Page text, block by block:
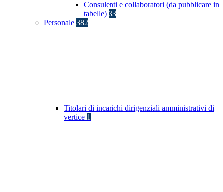
Consulenti e collaboratori (da pubblicare in
tabelle) 33
Personale 382
Titolari di incarichi dirigenziali amministrativi di
vertice 1